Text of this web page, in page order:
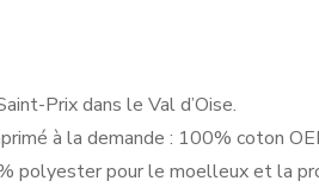
Prix dans le Val d’Oise.
à la demande : 100% coton
polyester pour le moelleux et la